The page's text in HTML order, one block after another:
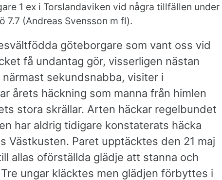
1 ex i Torslandaviken vid några tillfällen under
7.7 (Andreas Svensson m fl).
göteborgare som vant oss vid
få undantag gör, visserligen nästan
närmast sekundsnabba, visiter i
årets häckning som manna från himlen
stora skrällar. Arten häckar regelbundet
har aldrig tidigare konstaterats häcka
Västkusten. Paret upptäcktes den 21 maj
allas oförställda glädje att stanna och
ungar kläcktes men glädjen förbyttes i